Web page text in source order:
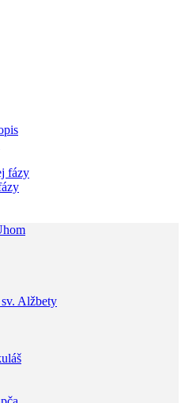
fázy
Alžbety